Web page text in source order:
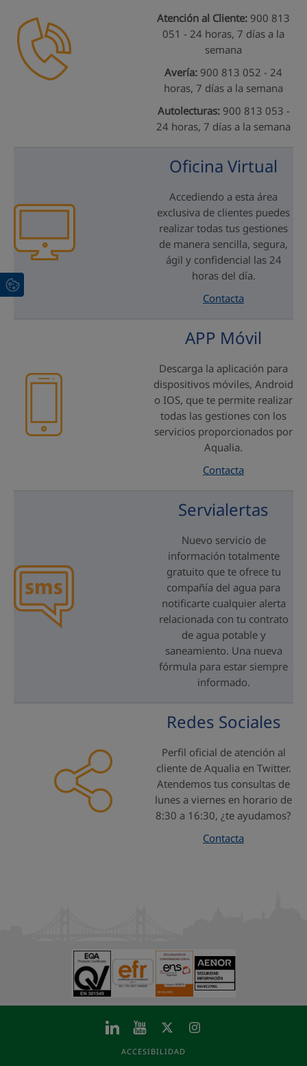
Atención al Cliente: 900 813
051 - 24 horas, 7 días a la
semana
Avería: 900 813 052 - 24
horas, 7 días a la semana
Autolecturas:900 813 053 -
24 horas, 7 días a la semana
Oficina Virtual
Accediendo a esta área
exclusiva de clientes puedes
realizar todas tus gestiones
de manera sencilla, segura,
ágil y confidencial las 24
horas del día.
Contacta
APP Móvil
Descarga la aplicación para
dispositivos móviles, Android
o IOS, que te permite realizar
todas las gestiones con los
servicios proporcionados por
Aqualia.
Contacta
Servialertas
Nuevo servicio de
información totalmente
gratuito que te ofrece tu
compañía del agua para
notificarte cualquier alerta
relacionada con tu contrato
de agua potable y
saneamiento. Una nueva
fórmula para estar siempre
informado.
Redes Sociales
Perfil oficial de atención al
cliente de Aqualia en Twitter.
Atendemos tus consultas de
lunes a viernes en horario de
8:30 a 16:30, ¿te ayudamos?
Contacta
ACCESIBILIDAD